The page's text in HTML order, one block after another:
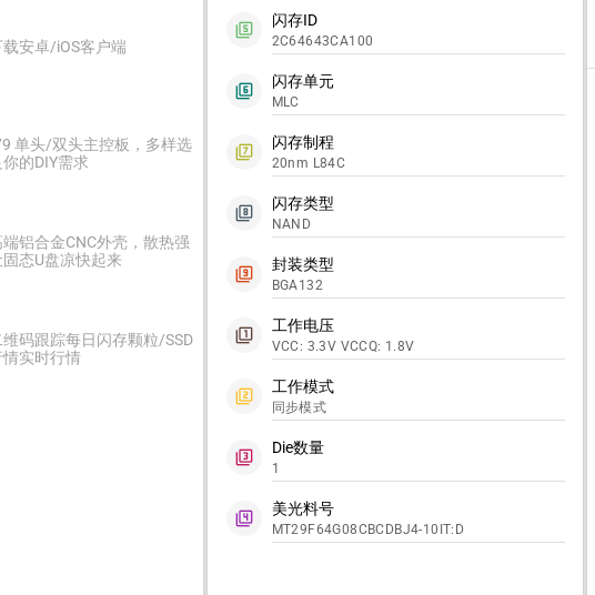
载安卓/iOS客户端
单头/双头主控板，多样选
的DIY需求
铝合金CNC外壳，散热强
态U盘凉快起来
码跟踪每日闪存颗粒/SSD
情实时行情
filter_5
闪存ID
2C64643CA100
filter_6
闪存单元
MLC
filter_7
闪存制程
20nm L84C
filter_8
闪存类型
NAND
filter_9
封装类型
BGA132
filter_1
工作电压
VCC: 3.3V VCCQ: 1.8V
filter_2
工作模式
同步模式
filter_3
Die数量
1
filter_4
美光料号
MT29F64G08CBCDBJ4-10IT:D